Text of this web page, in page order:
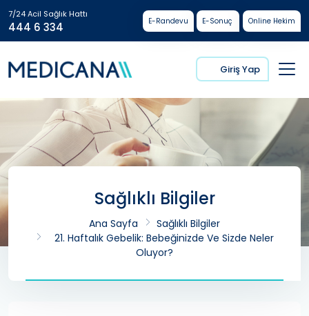
7/24 Acil Sağlık Hattı
444 6 334 E-Randevu E-Sonuç Online Hekim
Giriş Yap
Sağlıklı Bilgiler
Ana Sayfa
Sağlıklı Bilgiler
21. Haftalık Gebelik: Bebeğinizde Ve Sizde Neler
Oluyor?